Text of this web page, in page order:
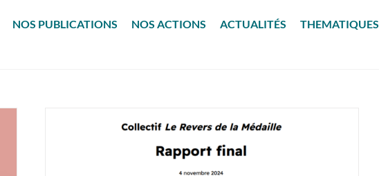
NOS PUBLICATIONS NOS ACTIONS ACTUALITÉS THEMATIQUES